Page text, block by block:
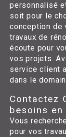
personnalisé
soit pour le
conception de
travaux de
écoute pour
vos projets.
service client
dans le
Contactez
besoins
Vous
pour vos